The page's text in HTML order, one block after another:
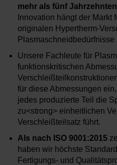
mehr als fünf Jahrzehnten
Innovation hängt der Markt
originalen Hypertherm-
Plasmaschneidbedürfnisse
Unsere Fachleute für
funktionskritischen
für diese Abmessungen
jedes produzierte Teil die
zu<strong> einheitlichen
Verschleißteilsatz führt.
Als nach ISO 9001:2015
haben wir höchste
Fertigungs- und